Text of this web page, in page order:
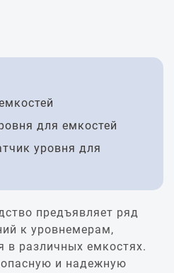
для емкостей
уровня для
предъявляет ряд
к уровнемерам,
в различных емкостях.
и надежную